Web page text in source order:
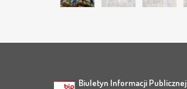
Biuletyn Informacji Publicznej